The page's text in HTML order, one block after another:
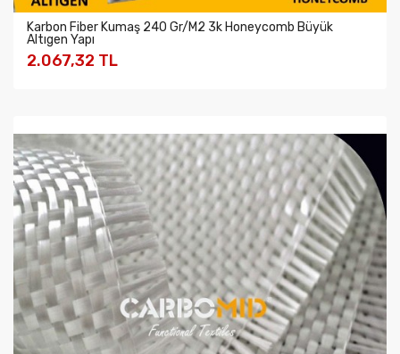
Karbon Fiber Kumaş 240 Gr/m2 3k Honeycomb Büyük
Altıgen Yapı
2.067,32 TL